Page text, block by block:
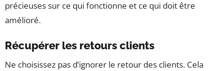
précieuses sur ce qui fonctionne et ce qui doit être
amélioré.
Récupérer les retours clients
Ne choisissez pas d’ignorer le retour des clients. Cela